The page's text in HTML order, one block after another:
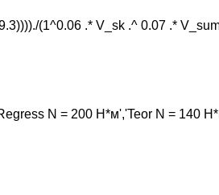
(1^0.06 .* V_sk .^ 0.07 .*
N = 200 Н*м','Teor N = 140